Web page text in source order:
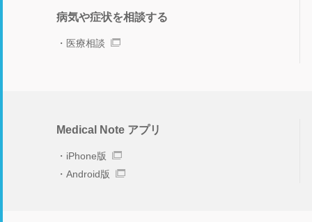
病気や症状を相談する
医療相談
Medical Note アプリ
iPhone版
Android版